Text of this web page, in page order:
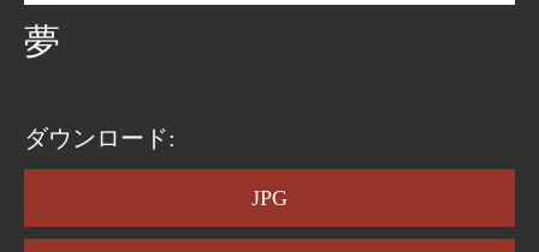
夢
ダウンロード:
JPG